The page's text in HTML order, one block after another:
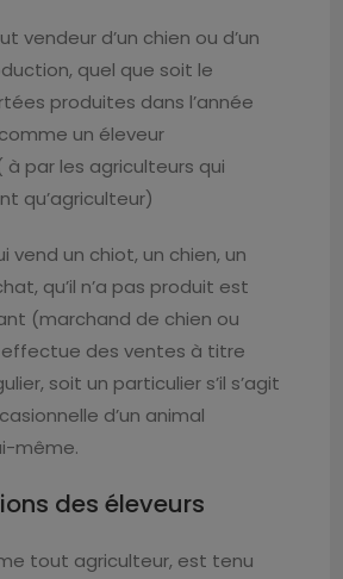
vendeur d’un chien ou d’un
quel que soit le
produites dans l’année
un éleveur
à par les agriculteurs qui
qu’agriculteur)
vend un chiot, un chien, un
qu’il n’a pas produit est
(marchand de chien ou
effectue des ventes à titre
soit un particulier s’il s’agit
d’un animal
même.
des éleveurs
tout agriculteur, est tenu